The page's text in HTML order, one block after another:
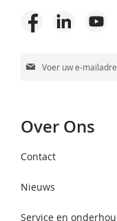
Abonneer
nieuwsbrief
Over Ons
Contact
Nieuws
Service en